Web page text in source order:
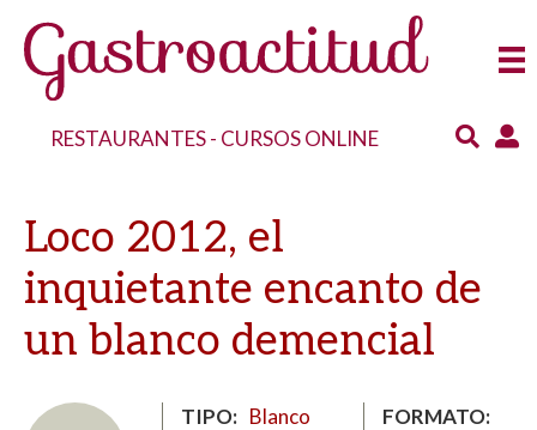
RESTAURANTES- CURSOS ONLINE
Loco 2012, el
inquietante encanto de
un blanco demencial
TIPO
Blanco
FORMATO